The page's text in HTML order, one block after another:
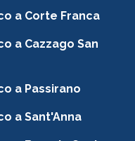
a Corte Franca
a Cazzago San
a Passirano
a Sant'Anna